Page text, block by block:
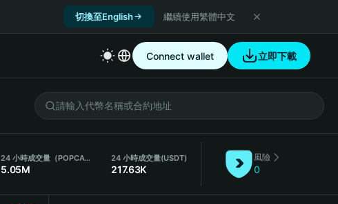
切換至English 繼續使用繁體中文
Connect wallet 立即下載
24 小時成交量（POPCAT）
5.05M
24 小時成交量(USDT)
217.63K
風險
0